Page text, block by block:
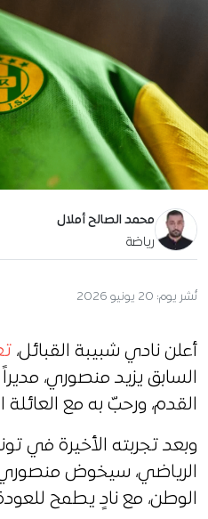
محمد الصالح أملال
رياضة
نُشر يوم: 20 يونيو 2026
أعلن نادي شبيبة القبائل،
السابق يزيد منصوري،
القدم، ورحبّ به مع العائلة
وبعد تجربته الأخيرة في
الرياضي، سيخوض
الوطن، مع نادٍ يطمح